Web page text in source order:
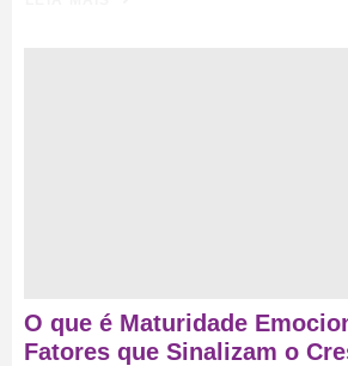
O que é Maturidade
Fatores que Sinalizam o